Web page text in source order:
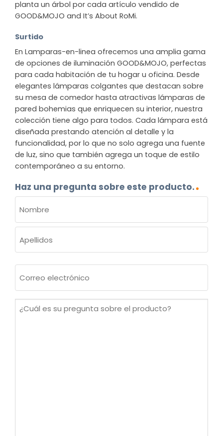
planta un árbol por cada artículo vendido de
GOOD&MOJO and It’s About RoMi.
Surtido
En Lamparas-en-linea ofrecemos una amplia gama
de opciones de iluminación GOOD&MOJO, perfectas
para cada habitación de tu hogar u oficina. Desde
elegantes lámparas colgantes que destacan sobre
su mesa de comedor hasta atractivas lámparas de
pared bohemias que enriquecen su interior, nuestra
colección tiene algo para todos. Cada lámpara está
diseñada prestando atención al detalle y la
funcionalidad, por lo que no solo agrega una fuente
de luz, sino que también agrega un toque de estilo
contemporáneo a su entorno.
Haz una pregunta sobre este producto.
(OBLIGATORIO)
Nombre
electrónico
¿Cuál